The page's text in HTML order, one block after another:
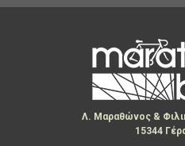
Λ. Μαραθώνος &
15344